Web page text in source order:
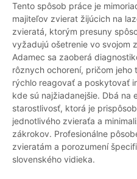
Tento spôsob práce je
majiteľov zvierat žijúcich na
zvieratá, ktorým presuny
vyžadujú ošetrenie vo svojom
Adamec sa zaoberá
rôznych ochorení, pričom jeho
rýchlo reagovať a poskytovať
kde sú najžiadanejšie. Dbá na
starostlivosť, ktorá je
jednotlivého zvieraťa a
zákrokov. Profesionálne
zvieratám a porozumení
slovenského vidieka.